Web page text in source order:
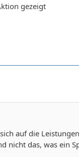
gezeigt
auf die
nicht das, was ein